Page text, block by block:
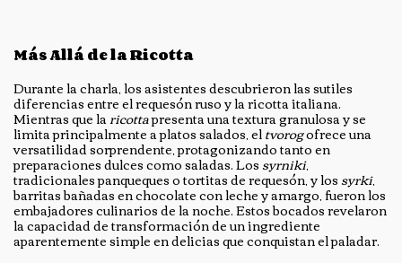
Más Allá de la Ricotta
Durante la charla, los asistentes descubrieron las sutiles
diferencias entre el requesón ruso y la ricotta italiana.
Mientras que laricottapresenta una textura granulosa y se
limita principalmente a platos salados, eltvorogofrece una
versatilidad sorprendente, protagonizando tanto en
preparaciones dulces como saladas. Lossyrniki,
tradicionales panqueques o tortitas de requesón, y lossyrki,
barritas bañadas en chocolate con leche y amargo, fueron los
embajadores culinarios de la noche. Estos bocados revelaron
la capacidad de transformación de un ingrediente
aparentemente simple en delicias que conquistan el paladar.